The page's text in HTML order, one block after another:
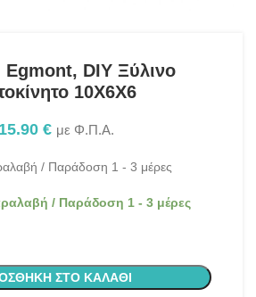
Egmont, DIY Ξύλινο
10X6X6
15.90 € με Φ.Π.Α.
/ Παράδοση 1 - 3 μέρες
/ Παράδοση 1 - 3 μέρες
ΣΤΟ ΚΑΛΆΘΙ